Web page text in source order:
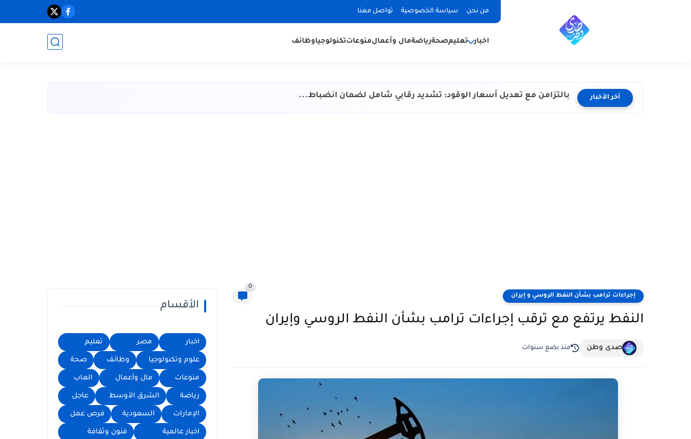
من نحن سياسة الخصوصية تواصل معنا
اخبار تعليمصحةرياضةمال وأعمالمنوعاتتكنولوجياوظائف
آخر الأخبار بالتزامن مع تعديل أسعار الوقود: تشديد رقابي شامل لضمان انضباط...
إجراءات ترامب بشأن النفط الروسي و إيران
0
النفط يرتفع مع ترقب إجراءات ترامب بشأن النفط الروسي وإيران
صدى وطن منذ بضع سنوات
الأقسام
اخبار مصر تعليم
علوم وتكنولوجيا وظائف صحة
منوعات مال وأعمال العاب
رياضة الشرق الأوسط عاجل
الإمارات السعودية فرص عمل
اخبار عالمية فنون وثقافة